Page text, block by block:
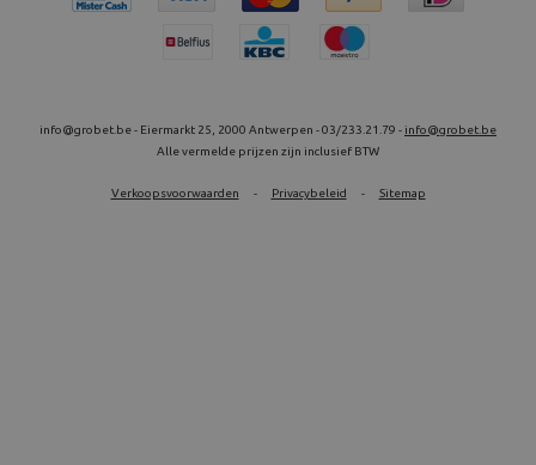
info@grobet.be - Eiermarkt 25, 2000 Antwerpen - 03/233.21.79 - info@grobet.be
Alle vermelde prijzen zijn inclusief BTW
Verkoopsvoorwaarden - Privacybeleid - Sitemap